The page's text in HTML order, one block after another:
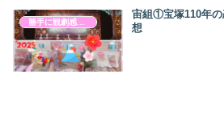
宙組①宝塚110年の
想